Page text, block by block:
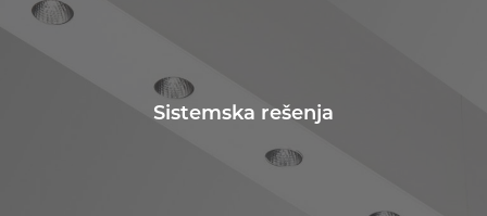
Sistemska rešenja